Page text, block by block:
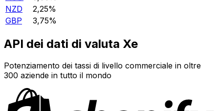
NZD
2,25%
GBP
3,75%
API dei dati di valuta Xe
Potenziamento dei tassi di livello commerciale in oltre
300 aziende in tutto il mondo